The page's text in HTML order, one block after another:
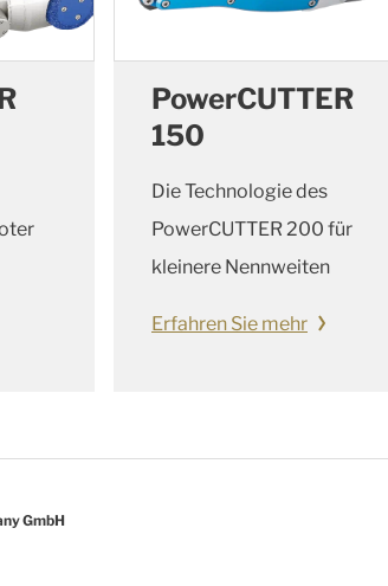
PowerCUTTER
150
Die Technologie des
PowerCUTTER 200 für
kleinere Nennweiten
Erfahren Sie mehr
GmbH